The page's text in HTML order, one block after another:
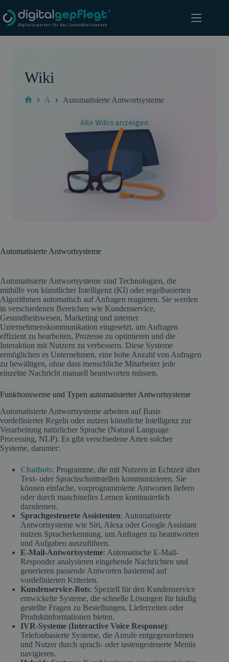
Inhalt
springen
Wiki
A Automatisierte Antwortsysteme
Alle Wikis anzeigen
Automatisierte Antwortsysteme
Automatisierte Antwortsysteme sind Technologien, die
mithilfe von künstlicher Intelligenz (KI) oder regelbasierten
Algorithmen automatisch auf Anfragen reagieren. Sie werden
in verschiedenen Bereichen wie Kundenservice,
Gesundheitswesen, Marketing und interner
Unternehmenskommunikation eingesetzt, um Anfragen
effizient zu bearbeiten, Prozesse zu optimieren und die
Interaktion mit Nutzern zu verbessern. Diese Systeme
ermöglichen es Unternehmen, eine hohe Anzahl von Anfragen
zu bewältigen, ohne dass menschliche Mitarbeiter jede
einzelne Nachricht manuell beantworten müssen.
Funktionsweise und Typen automatisierter Antwortsysteme
Automatisierte Antwortsysteme arbeiten auf Basis
vordefinierter Regeln oder nutzen künstliche Intelligenz zur
Verarbeitung natürlicher Sprache (Natural Language
Processing, NLP). Es gibt verschiedene Arten solcher
Systeme, darunter:
Chatbots: Programme, die mit Nutzern in Echtzeit über
Text- oder Sprachschnittstellen kommunizieren. Sie
können einfache, vorprogrammierte Antworten liefern
oder durch maschinelles Lernen kontinuierlich
dazulernen.
Sprachgesteuerte Assistenten: Automatisierte
Antwortsysteme wie Siri, Alexa oder Google Assistant
nutzen Spracherkennung, um Anfragen zu beantworten
und Aufgaben auszuführen.
E-Mail-Antwortsysteme: Automatische E-Mail-
Responder analysieren eingehende Nachrichten und
generieren passende Antworten basierend auf
vordefinierten Kriterien.
Kundenservice-Bots: Speziell für den Kundenservice
entwickelte Systeme, die schnelle Lösungen für häufig
gestellte Fragen zu Bestellungen, Lieferzeiten oder
Produktinformationen bieten.
IVR-Systeme (Interactive Voice Response):
Telefonbasierte Systeme, die Anrufe entgegennehmen
und Nutzer durch sprach- oder tastengesteuerte Menüs
navigieren.